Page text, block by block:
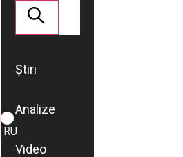
ROMÂNĂ
RU
Știri
Analize
Video